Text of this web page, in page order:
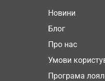
Новини
Блог
Про нас
Умови
Програма